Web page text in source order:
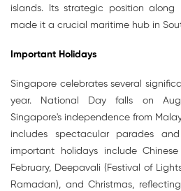
islands. Its strategic position along
made it a crucial maritime hub in
Important Holidays
Singapore celebrates several
year. National Day falls on
Singapore's independence from
includes spectacular parades
important holidays include
February, Deepavali (Festival of
Ramadan), and Christmas,